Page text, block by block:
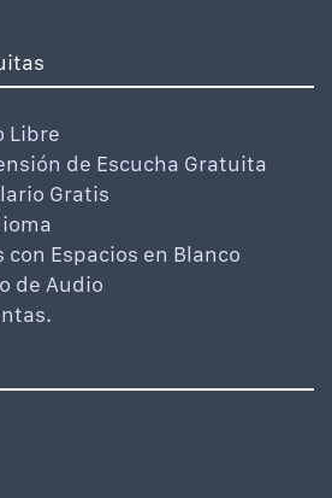
Libre
de Escucha Gratuita
Gratis
Espacios en Blanco
de Audio